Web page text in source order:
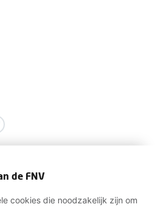
de FNV
cookies die noodzakelijk zijn om